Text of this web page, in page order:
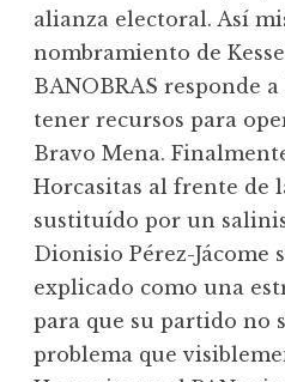
alianza electoral. Así
nombramiento de
BANOBRAS responde
tener recursos para
Bravo Mena.
Horcasitas al frente de
sustituído por un
Dionisio Pérez-Jácome
explicado como una
para que su partido no
problema que